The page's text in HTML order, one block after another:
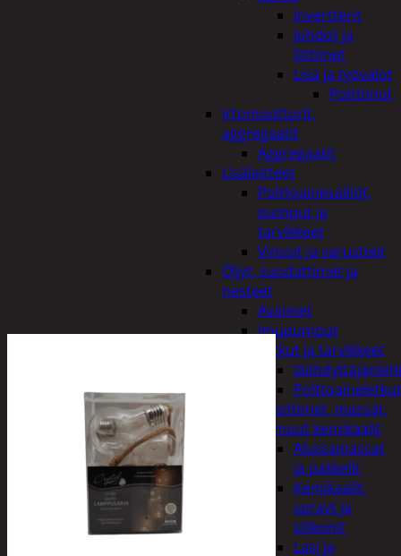
Invertterit
Johdot ja
liittimet
Lisä ja työvalot
Polttimot
Irtomoottorit,
aggregaatit
Aggregaatit
Lisälaitteet
Polttoainesäiliöt,
pumput ja
tarvikkeet
Vinssit ja varusteet
Öljyt, suodattimet ja
nesteet
Avaimet
Imupumput
Letkut ja tarvikkeet
Polttoaineletkut
Liuottimet, massat,
ja muut kemikaalit
Alustamassat
ja pakkelit
Kemikaalit,
sprayt ja
silikonit
Lasi ja